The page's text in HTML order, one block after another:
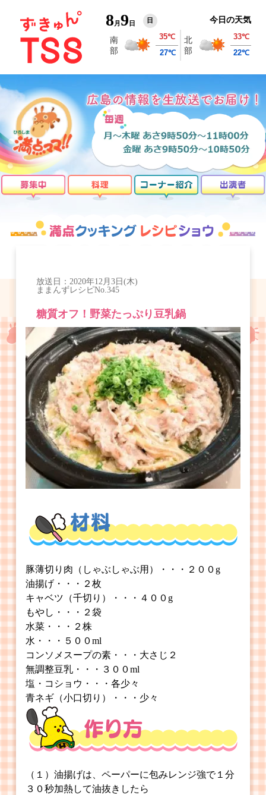
8 月9 日 日 今日の天気
放送日： 2020年12月3日(木)
ままんずレシピNo.345
糖質オフ！野菜たっぷり豆乳鍋
豚薄切り肉（しゃぶしゃぶ用）・・・２００g
油揚げ・・・２枚
キャベツ（千切り）・・・４００g
もやし・・・２袋
水菜・・・２株
水・・・５００ml
コンソメスープの素・・・大さじ２
無調整豆乳・・・３００ml
塩・コショウ・・・各少々
青ネギ（小口切り）・・・少々
（１）油揚げは、ペーパーに包みレンジ強で１分
３０秒加熱して油抜きしたら